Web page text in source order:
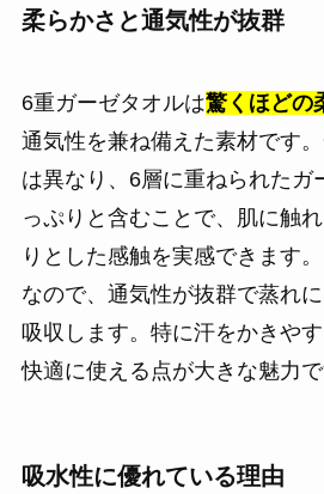
柔らかさと通気性が抜群
6重ガーゼタオルは驚くほどの
通気性を兼ね備えた素材です
は異なり、6層に重ねられたガ
っぷりと含むことで、肌に触
りとした感触を実感できます
なので、通気性が抜群で蒸れ
吸収します。特に汗をかきや
快適に使える点が大きな魅力で
吸水性に優れている理由